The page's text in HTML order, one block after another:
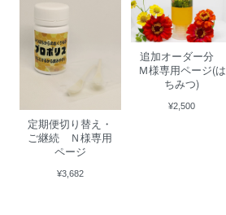
定期便切り替え・
ご継続 Ｎ様専用
ページ
¥3,682
追加オーダー分
Ｍ様専用ページ(は
ちみつ)
¥2,500